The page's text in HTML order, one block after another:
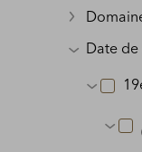
Afficher
Afficher
Date